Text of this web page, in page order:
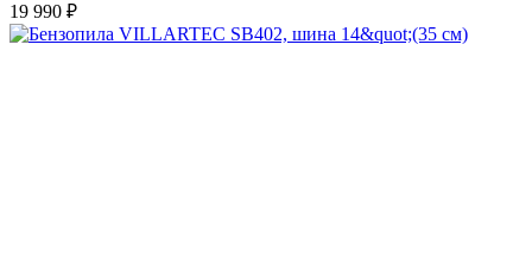
19 990